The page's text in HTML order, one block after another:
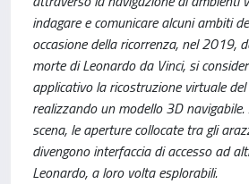
indagare e comunicare alcuni ambiti
occasione della ricorrenza, nel 2019,
morte di Leonardo da Vinci, si
applicativo la ricostruzione virtuale del
realizzando un modello 3D navigabile.
scena, le aperture collocate tra gli
divengono interfaccia di accesso ad
Leonardo, a loro volta esplorabili.